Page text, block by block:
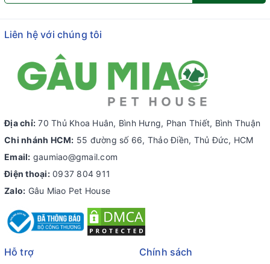
Liên hệ với chúng tôi
Địa chỉ: 70 Thủ Khoa Huân, Bình Hưng, Phan Thiết, Bình Thuận
Chi nhánh HCM: 55 đường số 66, Thảo Điền, Thủ Đức, HCM
Email: gaumiao@gmail.com
Điện thoại: 0937 804 911
Zalo: Gâu Miao Pet House
Hỗ trợ Chính sách